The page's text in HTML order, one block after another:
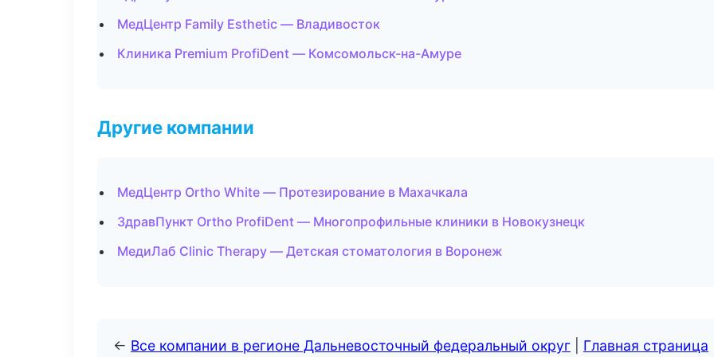
МедЦентр Family Esthetic — Владивосток
Клиника Premium ProfiDent — Комсомольск-на-Амуре
Другие компании
МедЦентр Ortho White — Протезирование в Махачкала
ЗдравПункт Ortho ProfiDent — Многопрофильные клиники в Новокузнецк
МедиЛаб Clinic Therapy — Детская стоматология в Воронеж
← Все компании в регионе Дальневосточный федеральный округ Главная страница